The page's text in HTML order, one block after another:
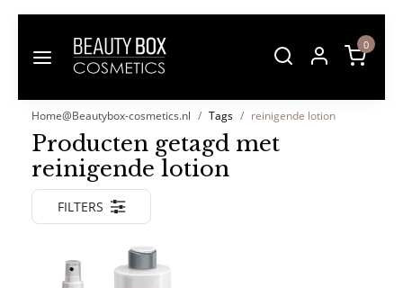
0
Home@Beautybox-cosmetics.nl Tags reinigende lotion
Producten getagd met
reinigende lotion
FILTERS